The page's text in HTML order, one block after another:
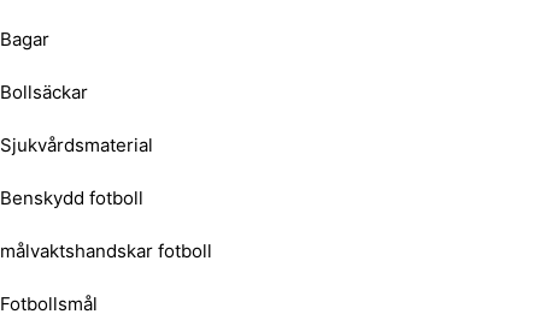
Bagar
Bollsäckar
Sjukvårdsmaterial
Benskydd fotboll
målvaktshandskar fotboll
Fotbollsmål